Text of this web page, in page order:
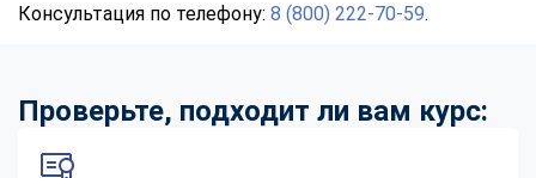
Консультация по телефону: 8 (800) 222-70-59.
Проверьте, подходит ли вам курс: